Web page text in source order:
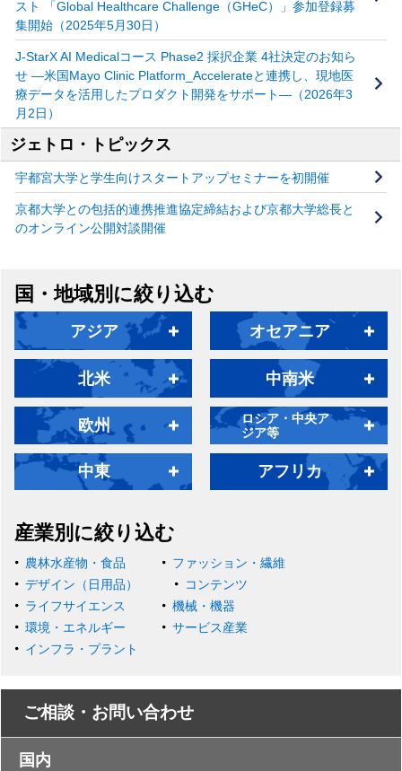
スト 「Global Healthcare Challenge（GHeC）」参加登録募
集開始（2025年5月30日）
J-StarX AI Medicalコース Phase2 採択企業 4社決定のお知ら
せ ―米国Mayo Clinic Platform_Accelerateと連携し、現地医
療データを活用したプロダクト開発をサポート―（2026年3
月2日）
ジェトロ・トピックス
宇都宮大学と学生向けスタートアップセミナーを初開催
京都大学との包括的連携推進協定締結および京都大学総長と
のオンライン公開対談開催
国・地域別に絞り込む
アジア オセアニア
北米 中南米
欧州
ロシア・中央ア
ジア等
中東 アフリカ
産業別に絞り込む
農林水産物・食品
ファッション・繊維
デザイン（日用品）
コンテンツ
ライフサイエンス
機械・機器
環境・エネルギー
サービス産業
インフラ・プラント
ご相談・お問い合わせ
国内